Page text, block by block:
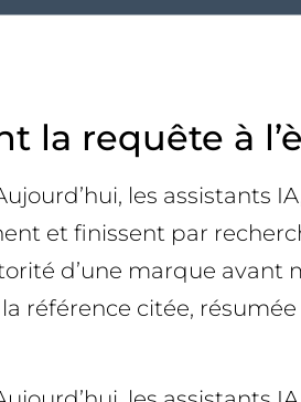
requête à
les assistants
et finissent par
d’une marque avant
référence citée,